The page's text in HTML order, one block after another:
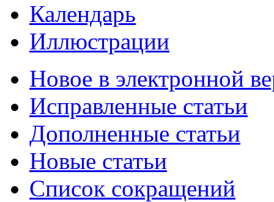
Календарь
Иллюстрации
Новое в электронной
Исправленные статьи
Дополненные статьи
Новые статьи
Список сокращений